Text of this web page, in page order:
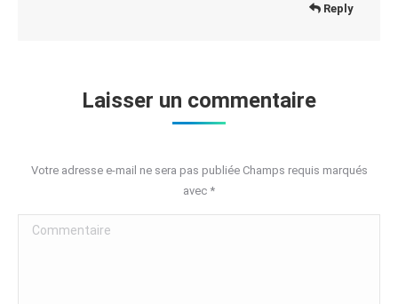
Reply
Laisser un commentaire
Votre adresse e-mail ne sera pas publiée Champs requis marqués
avec *
Commentaire